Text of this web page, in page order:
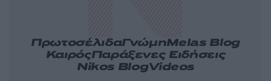
ΠρωτοσέλιδαΓνώμηMelas Blog
ΚαιρόςΠαράξενες Ειδήσεις
Nikos BlogVideos